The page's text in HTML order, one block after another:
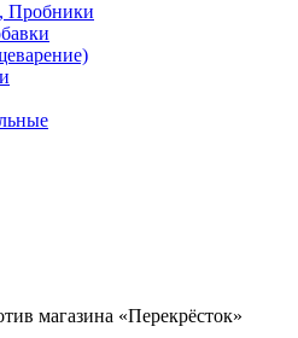
Пробники
магазина «Перекрёсток»